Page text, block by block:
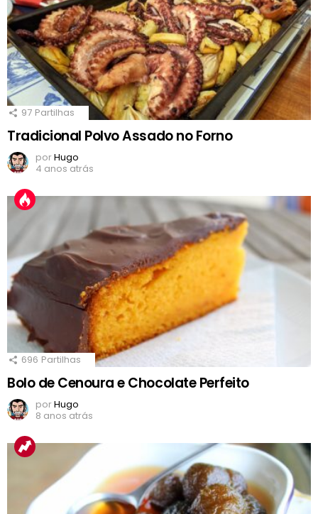
97 Partilhas
Tradicional Polvo Assado no Forno
porHugo
4 anos atrás
696 Partilhas
Bolo de Cenoura e Chocolate Perfeito
porHugo
8 anos atrás